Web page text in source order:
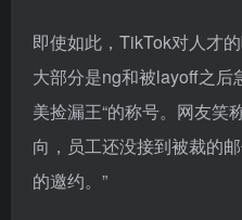
即使如此，TikTok对人才
大部分是ng和被layoff之后
美捡漏王“的称号。网友笑
向，员工还没接到被裁的
的邀约。”